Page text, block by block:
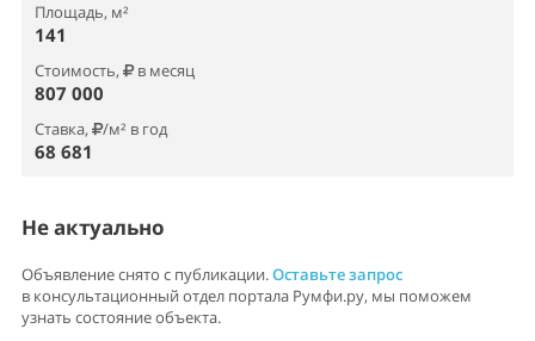
Площадь, м²
141
Стоимость, в месяц
807 000
Ставка, /м² в год
68 681
Не актуально
Объявление снято с публикации.Оставьте запрос
в консультационный отдел портала Румфи.ру, мы поможем
узнать состояние объекта.